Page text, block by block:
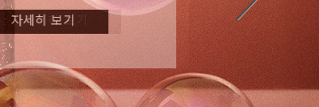
자세히 보기
자세히 보기
자세히 보기
자세히 보기
자세히 보기